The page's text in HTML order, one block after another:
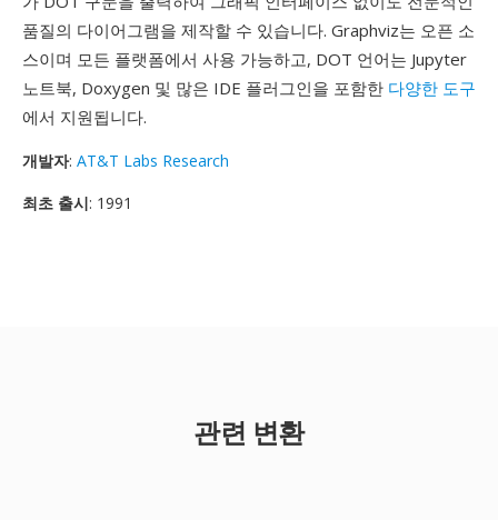
품질의 다이어그램을 제작할 수 있습니다. Graphviz는 오픈 소
스이며 모든 플랫폼에서 사용 가능하고, DOT 언어는 Jupyter
노트북, Doxygen 및 많은 IDE 플러그인을 포함한 다양한 도구
에서 지원됩니다.
개발자: AT&T Labs Research
최초 출시: 1991
관련 변환